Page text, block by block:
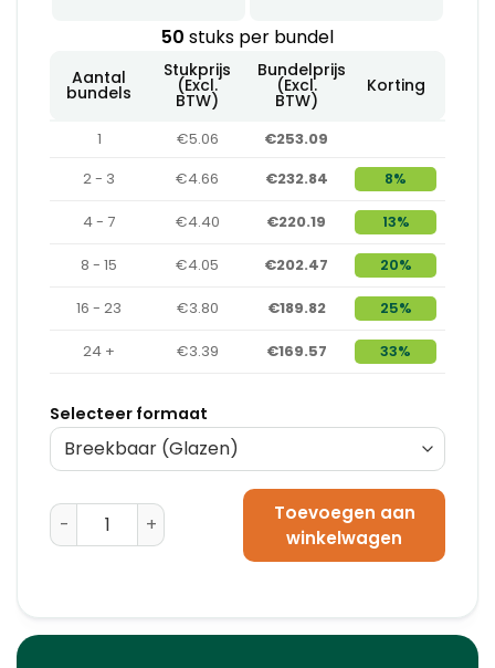
50 stuks per bundel
Aantal
bundels
Stukprijs
(Excl.
BTW)
Bundelprijs
(Excl.
BTW)
Korting
1 €5.06
€253.09
2 - 3
€4.66 €232.84 8%
4 - 7 €4.40 €220.19 13%
8 - 15 €4.05 €202.47 20%
16 - 23 €3.80 €189.82 25%
24 + €3.39 €169.57 33%
Selecteer formaat
Waarschuwingsetiketten 'Documenten Ingesloten' -
Toevoegen aan
winkelwagen